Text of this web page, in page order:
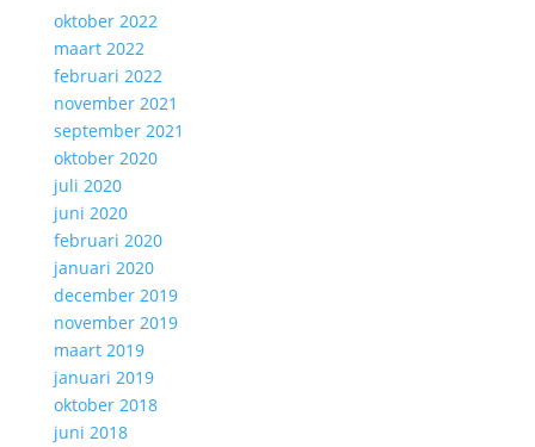
oktober 2022
maart 2022
februari 2022
november 2021
september 2021
oktober 2020
juli 2020
juni 2020
februari 2020
januari 2020
december 2019
november 2019
maart 2019
januari 2019
oktober 2018
juni 2018